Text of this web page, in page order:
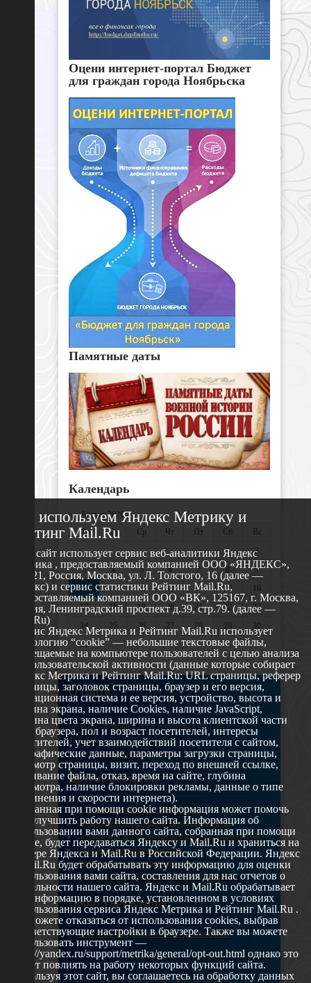
Оцени интернет-портал Бюджет
для граждан города Ноябрьска
Памятные даты
Календарь
«Август 2026 »
Пн
Вт Ср Чт Пт Сб
Вс
1
2
3
4 5 6 7 8
9
10
11 12 13 14 15
16
17
18 19 20 21 22
23
24
25 26 27 28 29
30
31
О сайте
629802 г. Ноябрьск, ул. Республики, 49
Телефон: +7 (3496) 35-37-49
E-mail: udsm@noyabrsk.yanao.ru
Другие ресурсы
Администрация города Ноябрьска
Департамент образования города Ноябрьска
Департамент молодежной политики и туризма ЯНАО
Окружной молодежный центр
Федеральное агенство по делам молодежи
Туристско-информационный центр Ноябрьска
Наши учреждения
МАУ МП МЦ "Школа Ямолод. Ноябрьск"
©2005 – 2026, Официальный сайт управления
Мы используем Яндекс Метрику и
Рейтинг Mail.Ru
Этот сайт использует сервис веб-аналитики Яндекс
Метрика , предоставляемый компанией ООО «ЯНДЕКС»,
119021, Россия, Москва, ул. Л. Толстого, 16 (далее —
Яндекс) и сервис статистики Рейтинг Mail.Ru,
предоставляемый компанией ООО «ВК», 125167, г. Москва,
Россия, Ленинградский проспект д.39, стр.79. (далее —
Mail.Ru)
Сервис Яндекс Метрика и Рейтинг Mail.Ru использует
технологию “cookie” — небольшие текстовые файлы,
размещаемые на компьютере пользователей с целью анализа
их пользовательской активности (данные которые собирает
Яндекс Метрика и Рейтинг Mail.Ru: URL страницы, реферер
страницы, заголовок страницы, браузер и его версия,
операционная система и ее версия, устройство, высота и
ширина экрана, наличие Cookies, наличие JavaScript,
глубина цвета экрана, ширина и высота клиентской части
окна браузера, пол и возраст посетителей, интересы
посетителей, учет взаимодействий посетителя с сайтом,
географические данные, параметры загрузки страницы,
просмотр страницы, визит, переход по внешней ссылке,
cкачивание файла, отказ, время на сайте, глубина
просмотра, наличие блокировки рекламы, данные о типе
соединения и скорости интернета).
Собранная при помощи cookie информация может помочь
нам улучшить работу нашего сайта. Информация об
использовании вами данного сайта, собранная при помощи
cookie, будет передаваться Яндексу и Mail.Ru и храниться на
сервере Яндекса и Mail.Ru в Российской Федерации. Яндекс
и Mail.Ru будет обрабатывать эту информацию для оценки
использования вами сайта, составления для нас отчетов о
деятельности нашего сайта. Яндекс и Mail.Ru обрабатывает
эту информацию в порядке, установленном в условиях
использования сервиса Яндекс Метрика и Рейтинг Mail.Ru .
Вы можете отказаться от использования cookies, выбрав
соответствующие настройки в браузере. Также вы можете
использовать инструмент —
https://yandex.ru/support/metrika/general/opt-out.html однако это
может повлиять на работу некоторых функций сайта.
Используя этот сайт, вы соглашаетесь на обработку данных